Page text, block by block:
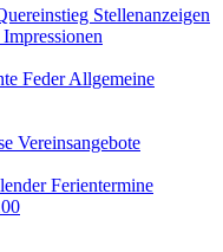
Stellenanzeigen
Impressionen
FederAllgemeine
Vereinsangebote
Ferientermine